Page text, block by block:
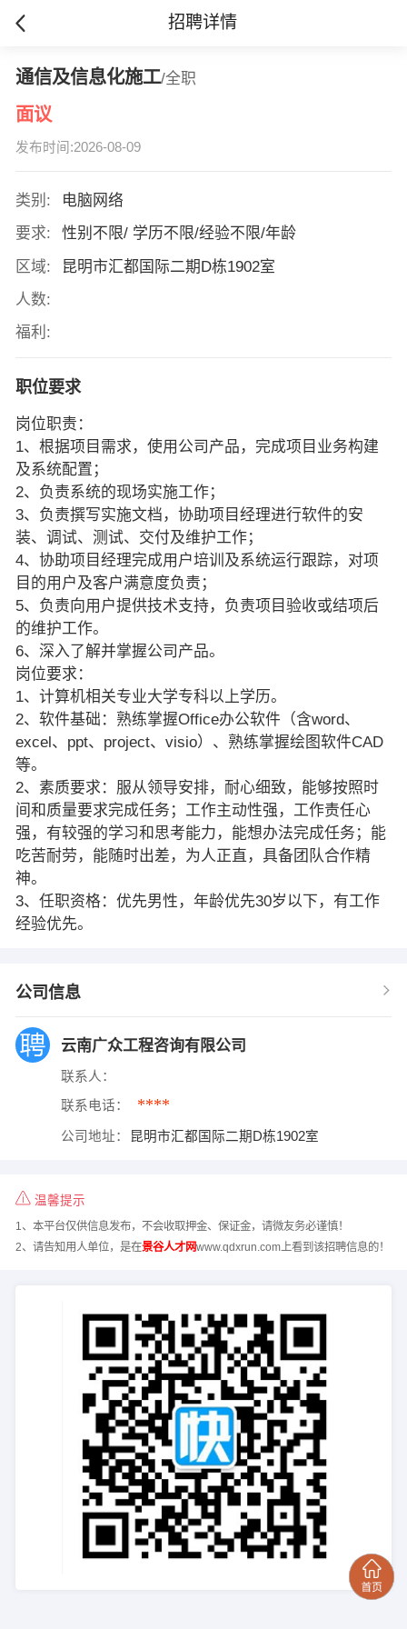
招聘详情
通信及信息化施工/全职
面议
发布时间:2026-08-09
类别:
电脑网络
要求:
性别不限/ 学历不限/经验不限/年龄
区域:
昆明市汇都国际二期D栋1902室
人数:
福利:
职位要求
岗位职责：
1、根据项目需求，使用公司产品，完成项目业务构建
及系统配置；
2、负责系统的现场实施工作；
3、负责撰写实施文档，协助项目经理进行软件的安
装、调试、测试、交付及维护工作；
4、协助项目经理完成用户培训及系统运行跟踪，对项
目的用户及客户满意度负责；
5、负责向用户提供技术支持，负责项目验收或结项后
的维护工作。
6、深入了解并掌握公司产品。
岗位要求：
1、计算机相关专业大学专科以上学历。
2、软件基础：熟练掌握Office办公软件（含word、
excel、ppt、project、visio）、熟练掌握绘图软件CAD
等。
2、素质要求：服从领导安排，耐心细致，能够按照时
间和质量要求完成任务；工作主动性强，工作责任心
强，有较强的学习和思考能力，能想办法完成任务；能
吃苦耐劳，能随时出差，为人正直，具备团队合作精
神。
3、任职资格：优先男性，年龄优先30岁以下，有工作
经验优先。
公司信息
云南广众工程咨询有限公司
联系人：
联系电话： ****
公司地址： 昆明市汇都国际二期D栋1902室
温馨提示
1、本平台仅供信息发布，不会收取押金、保证金，请微友务必谨慎！
2、请告知用人单位，是在景谷人才网www.qdxrun.com上看到该招聘信息的！